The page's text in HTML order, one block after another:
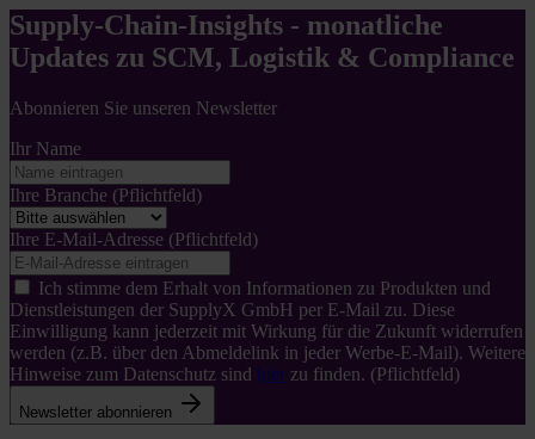
Supply-Chain-Insights - monatliche
Updates zu SCM, Logistik & Compliance
Abonnieren Sie unseren Newsletter
Ihr Name
Ihre Branche (Pflichtfeld)
Ihre E-Mail-Adresse (Pflichtfeld)
Ich stimme dem Erhalt von Informationen zu Produkten und
Dienstleistungen der SupplyX GmbH per E-Mail zu. Diese
Einwilligung kann jederzeit mit Wirkung für die Zukunft widerrufen
werden (z.B. über den Abmeldelink in jeder Werbe-E-Mail). Weitere
Hinweise zum Datenschutz sind hier zu finden. (Pflichtfeld)
Newsletter abonnieren